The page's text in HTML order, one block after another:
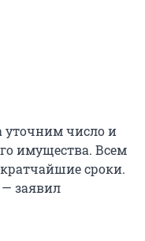
уточним число и
имущества. Всем
сроки.
заявил